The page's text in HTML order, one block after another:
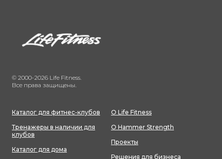
© 2000-2026 Life Fitness.
Все права защищены.
Каталог для фитнес-клубов
Тренажеры в наличии для
клубов
Каталог для дома
О Life Fitness
О Hammer Strength
Проекты
Решения для бизнеса